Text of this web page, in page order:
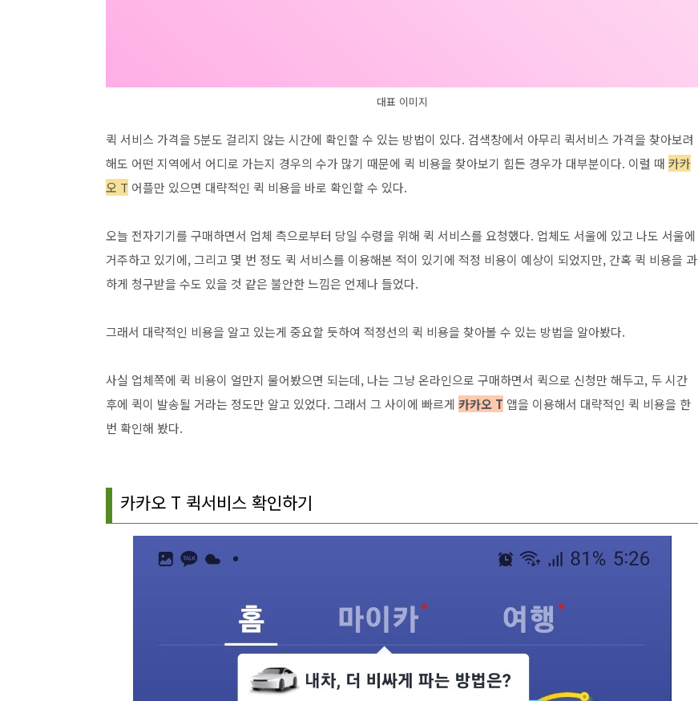
대표 이미지
퀵 서비스 가격을 5분도 걸리지 않는 시간에 확인할 수 있는 방법이 있다. 검색창에서 아무리 퀵서비스 가격을 찾아보려
해도 어떤 지역에서 어디로 가는지 경우의 수가 많기 때문에 퀵 비용을 찾아보기 힘든 경우가 대부분이다. 이럴 때 카카
오 T 어플만 있으면 대략적인 퀵 비용을 바로 확인할 수 있다.
오늘 전자기기를 구매하면서 업체 측으로부터 당일 수령을 위해 퀵 서비스를 요청했다. 업체도 서울에 있고 나도 서울에
거주하고 있기에, 그리고 몇 번 정도 퀵 서비스를 이용해본 적이 있기에 적정 비용이 예상이 되었지만, 간혹 퀵 비용을 과
하게 청구받을 수도 있을 것 같은 불안한 느낌은 언제나 들었다.
그래서 대략적인 비용을 알고 있는게 중요할 듯하여 적정선의 퀵 비용을 찾아볼 수 있는 방법을 알아봤다.
사실 업체쪽에 퀵 비용이 얼만지 물어봤으면 되는데, 나는 그냥 온라인으로 구매하면서 퀵으로 신청만 해두고, 두 시간
후에 퀵이 발송될 거라는 정도만 알고 있었다. 그래서 그 사이에 빠르게 카카오 T 앱을 이용해서 대략적인 퀵 비용을 한
번 확인해 봤다.
카카오 T 퀵서비스 확인하기